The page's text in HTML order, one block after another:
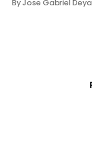
El hecho ocurrió
By Jose Gabriel